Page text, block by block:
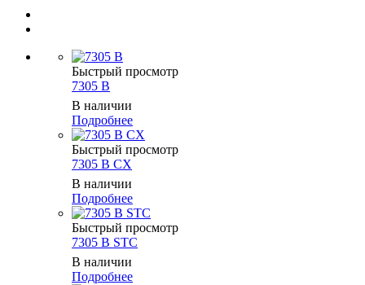
Быстрый просмотр
7305 B
В наличии
Подробнее
Быстрый просмотр
7305 B CX
В наличии
Подробнее
Быстрый просмотр
7305 B STC
В наличии
Подробнее